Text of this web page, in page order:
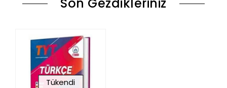
Son Gezdikleriniz
Tükendi